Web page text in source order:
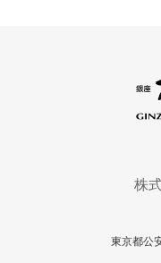
株
東京都公